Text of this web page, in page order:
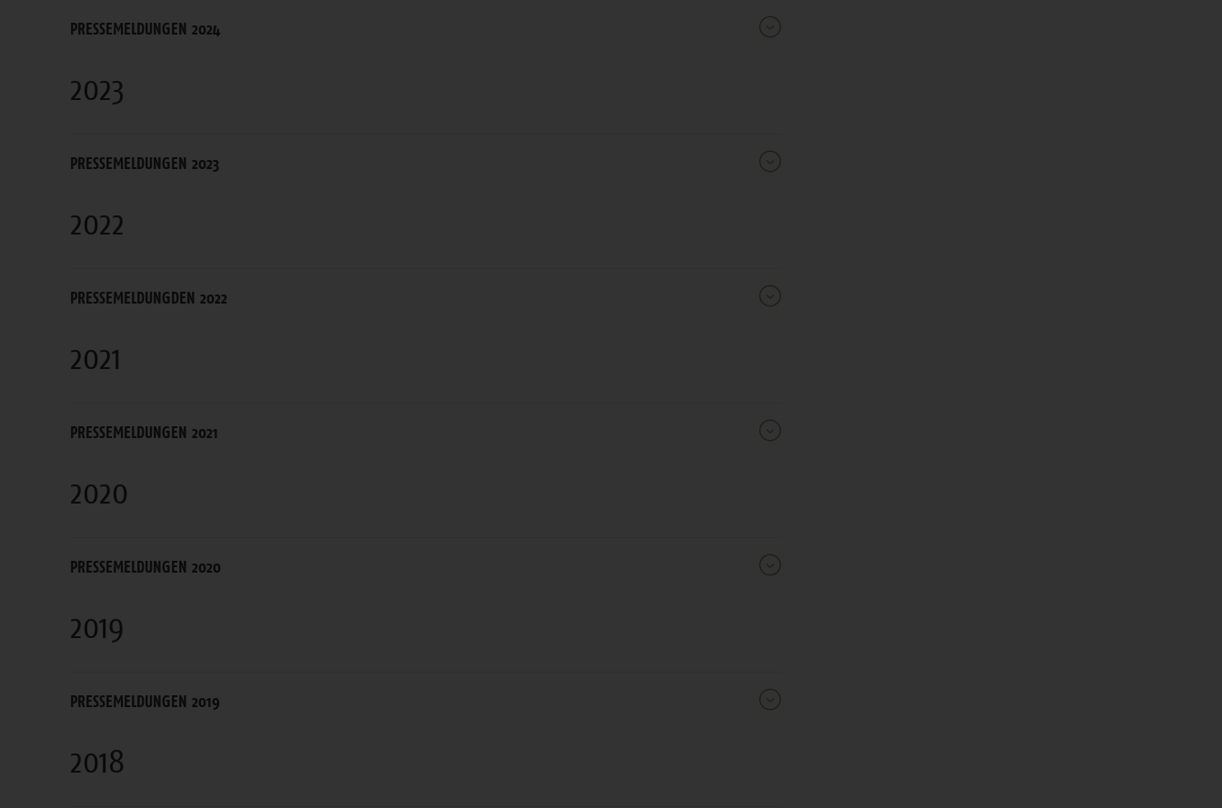
PRESSEMELDUNGEN 2024
2023
PRESSEMELDUNGEN 2023
2022
PRESSEMELDUNGDEN 2022
2021
PRESSEMELDUNGEN 2021
2020
PRESSEMELDUNGEN 2020
2019
PRESSEMELDUNGEN 2019
2018